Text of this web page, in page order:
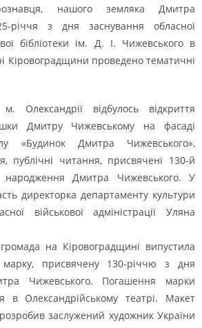
нашого земляка Дмитра
річчя з дня заснування обласної
бібліотеки ім. Д. І. Чижевського в
Кіровоградщини проведено тематичні
Олександрії відбулось відкриття
Дмитру Чижевському на фасаді
«Будинок Дмитра Чижевського»,
публічні читання, присвячені 130-й
народження Дмитра Чижевського. У
директорка департаменту культури
військової адміністрації Уляна
на Кіровоградщині випустила
присвячену 130-річчю з дня
Чижевського. Погашення марки
в Олександрійському театрі. Макет
заслужений художник України